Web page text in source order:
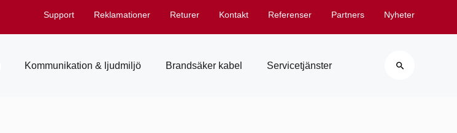
Support Reklamationer Returer Kontakt Referenser Partners Nyheter
Kommunikation & ljudmiljö Brandsäker kabel Servicetjänster